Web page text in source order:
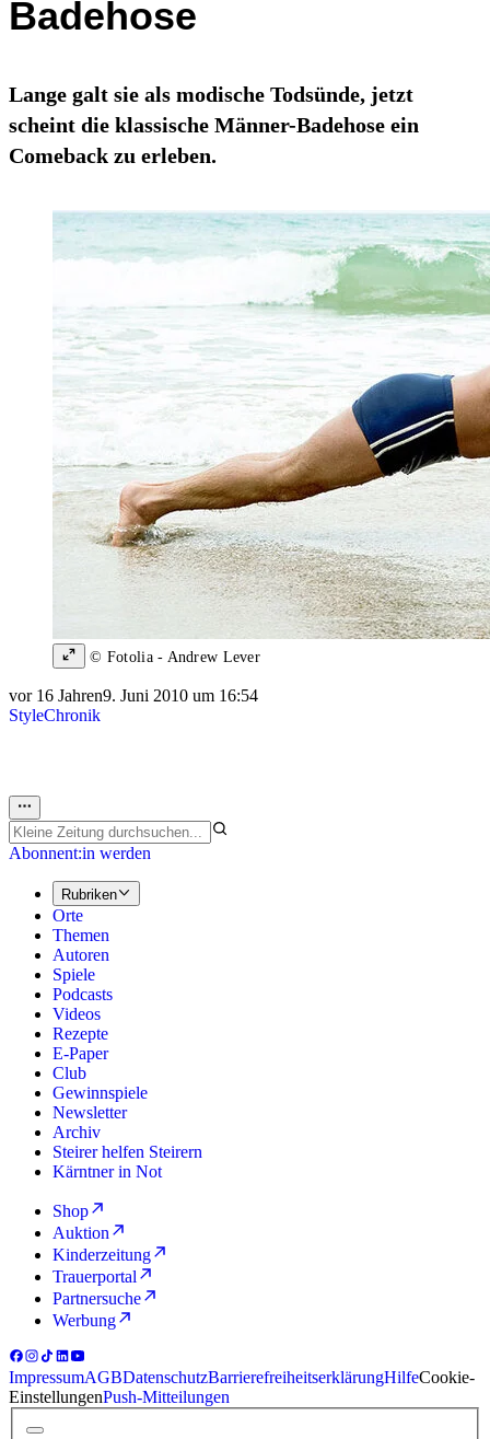
Badehose
Lange galt sie als modische Todsünde, jetzt
scheint die klassische Männer-Badehose ein
Comeback zu erleben.
© Fotolia - Andrew Lever
vor 16 Jahren9. Juni 2010 um 16:54
StyleChronik
Abonnent:in werden
Rubriken
Orte
Themen
Autoren
Spiele
Podcasts
Videos
Rezepte
E-Paper
Club
Gewinnspiele
Newsletter
Archiv
Steirer helfen Steirern
Kärntner in Not
Shop
Auktion
Kinderzeitung
Trauerportal
Partnersuche
Werbung
ImpressumAGBDatenschutzBarrierefreiheitserklärungHilfeCookie-
EinstellungenPush-Mitteilungen